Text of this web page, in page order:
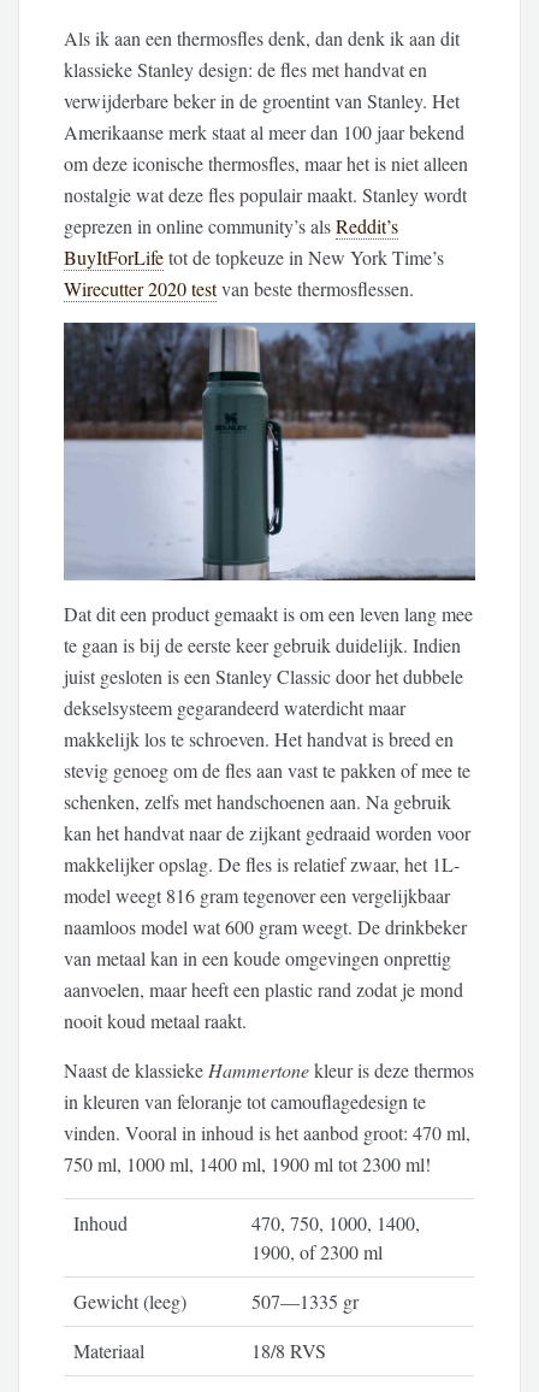
Als ik aan een thermosfles denk, dan denk ik aan dit
klassieke Stanley design: de fles met handvat en
verwijderbare beker in de groentint van Stanley. Het
Amerikaanse merk staat al meer dan 100 jaar bekend
om deze iconische thermosfles, maar het is niet alleen
nostalgie wat deze fles populair maakt. Stanley wordt
geprezen in online community’s alsReddit’s
BuyItForLifetot de topkeuze in New York Time’s
Wirecutter 2020 testvan beste thermosflessen.
Dat dit een product gemaakt is om een leven lang mee
te gaan is bij de eerste keer gebruik duidelijk. Indien
juist gesloten is een Stanley Classic door het dubbele
dekselsysteem gegarandeerd waterdicht maar
makkelijk los te schroeven. Het handvat is breed en
stevig genoeg om de fles aan vast te pakken of mee te
schenken, zelfs met handschoenen aan. Na gebruik
kan het handvat naar de zijkant gedraaid worden voor
makkelijker opslag. De fles is relatief zwaar, het 1L-
model weegt 816 gram tegenover een vergelijkbaar
naamloos model wat 600 gram weegt. De drinkbeker
van metaal kan in een koude omgevingen onprettig
aanvoelen, maar heeft een plastic rand zodat je mond
nooit koud metaal raakt.
Naast de klassieke Hammertonekleur is deze thermos
in kleuren van feloranje tot camouflagedesign te
vinden. Vooral in inhoud is het aanbod groot: 470 ml,
750 ml, 1000 ml, 1400 ml, 1900 ml tot 2300 ml!
Inhoud
470, 750, 1000, 1400,
1900, of 2300 ml
Gewicht (leeg)
507—1335 gr
Materiaal
18/8 RVS